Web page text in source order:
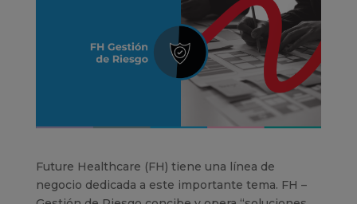
Future Healthcare (FH) tiene una línea de
negocio dedicada a este importante tema. FH –